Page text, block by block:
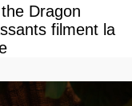
Dragon
filment la